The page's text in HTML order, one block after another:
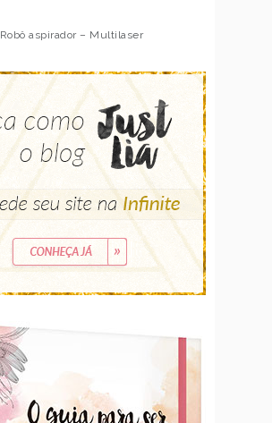
Robô aspirador – Multilaser